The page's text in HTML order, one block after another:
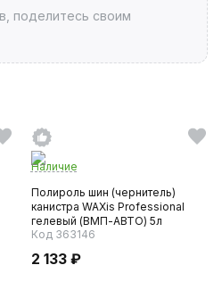
поделитесь своим
Наличие
Полироль шин (чернитель)
канистра WAXis Professional
гелевый (ВМП-АВТО) 5л
Код 363146
2 133 ₽